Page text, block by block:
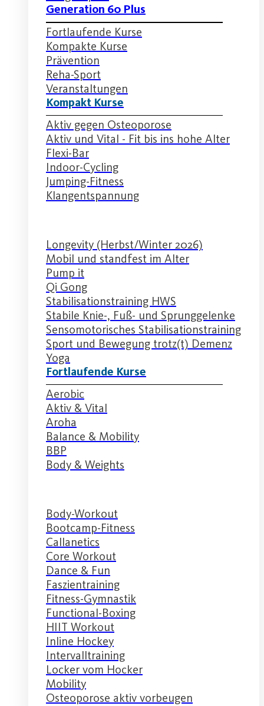
Generation 60 Plus
Fortlaufende Kurse
Kompakte Kurse
Prävention
Reha-Sport
Veranstaltungen
Kompakt Kurse
Aktiv gegen Osteoporose
Aktiv und Vital - Fit bis ins hohe Alter
Flexi-Bar
Indoor-Cycling
Jumping-Fitness
Klangentspannung
Longevity (Herbst/Winter 2026)
Mobil und standfest im Alter
Pump it
Qi Gong
Stabilisationstraining HWS
Stabile Knie-, Fuß- und Sprunggelenke
Sensomotorisches Stabilisationstraining
Sport und Bewegung trotz(t) Demenz
Yoga
Fortlaufende Kurse
Aerobic
Aktiv & Vital
Aroha
Balance & Mobility
BBP
Body & Weights
Body-Workout
Bootcamp-Fitness
Callanetics
Core Workout
Dance & Fun
Faszientraining
Fitness-Gymnastik
Functional-Boxing
HIIT Workout
Inline Hockey
Intervalltraining
Locker vom Hocker
Mobility
Osteoporose aktiv vorbeugen